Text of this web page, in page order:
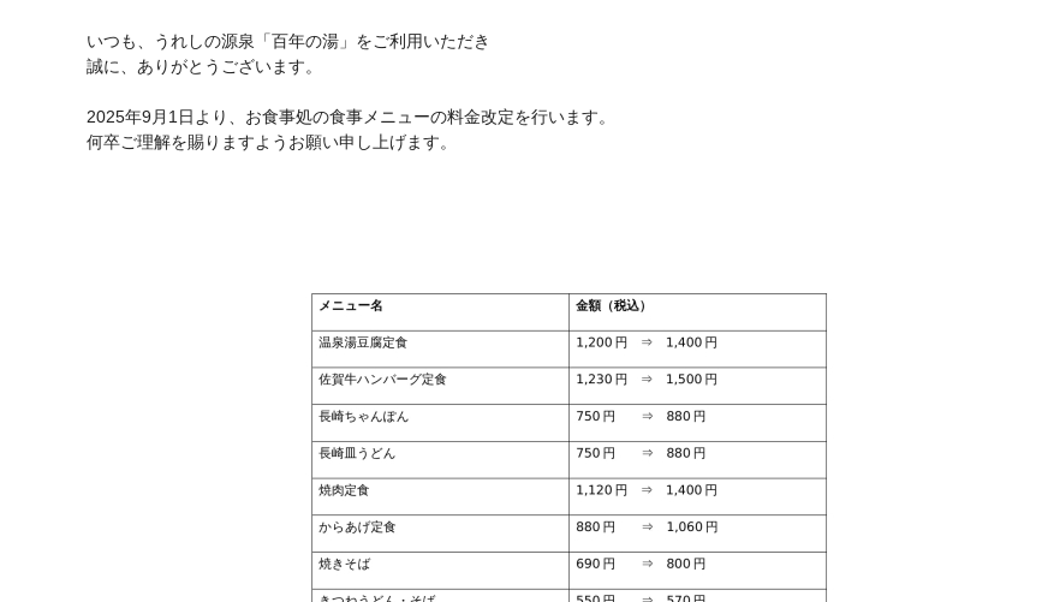
いつも、うれしの源泉「百年の湯」をご利用いただき
誠に、ありがとうございます。
2025年9月1日より、お食事処の食事メニューの料金改定を行います。
何卒ご理解を賜りますようお願い申し上げます。